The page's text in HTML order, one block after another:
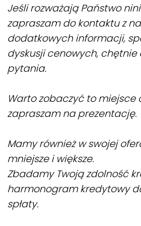
Jeśli rozważają Państwo
zapraszam do kontaktu z
dodatkowych informacji,
dyskusji cenowych,
pytania.
Warto zobaczyć to miejsce
zapraszam na prezentację.
Mamy również w swojej
mniejsze i większe.
Zbadamy Twoją zdolność
harmonogram kredytowy
spłaty.